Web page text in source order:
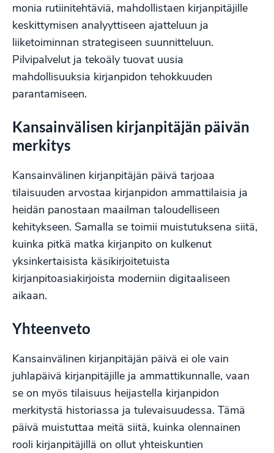
monia rutiinitehtäviä, mahdollistaen kirjanpitäjille
keskittymisen analyyttiseen ajatteluun ja
liiketoiminnan strategiseen suunnitteluun.
Pilvipalvelut ja tekoäly tuovat uusia
mahdollisuuksia kirjanpidon tehokkuuden
parantamiseen.
Kansainvälisen kirjanpitäjän päivän
merkitys
Kansainvälinen kirjanpitäjän päivä tarjoaa
tilaisuuden arvostaa kirjanpidon ammattilaisia ja
heidän panostaan maailman taloudelliseen
kehitykseen. Samalla se toimii muistutuksena siitä,
kuinka pitkä matka kirjanpito on kulkenut
yksinkertaisista käsikirjoitetuista
kirjanpitoasiakirjoista moderniin digitaaliseen
aikaan.
Yhteenveto
Kansainvälinen kirjanpitäjän päivä ei ole vain
juhlapäivä kirjanpitäjille ja ammattikunnalle, vaan
se on myös tilaisuus heijastella kirjanpidon
merkitystä historiassa ja tulevaisuudessa. Tämä
päivä muistuttaa meitä siitä, kuinka olennainen
rooli kirjanpitäjillä on ollut yhteiskuntien